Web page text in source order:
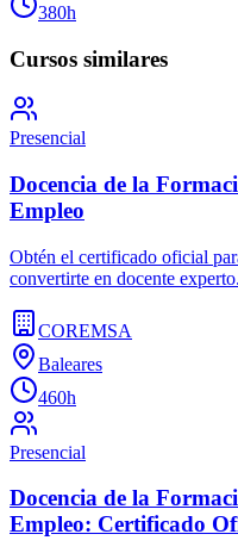
380h
Cursos similares
Presencial
Docencia de la
Empleo
Obtén el certificado oficial
convertirte en docente experto.
COREMSA
Baleares
460h
Presencial
Docencia de la
Empleo: Certificado